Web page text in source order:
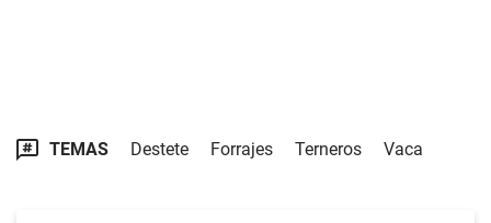
TEMAS Destete Forrajes Terneros Vaca